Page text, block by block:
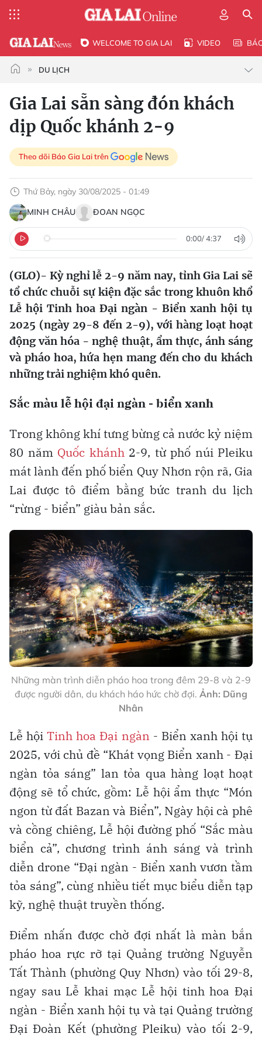
WELCOME TO GIA LAI VIDEO
DU LỊCH
Gia Lai sẵn sàng đón khách
dịp Quốc khánh 2-9
Theo dõi Báo Gia Lai trên
Thứ Bảy, ngày 30/08/2025 - 01:49
MINH CHÂU
ĐOAN NGỌC
0:00/4:37
(GLO)- Kỳ nghỉ lễ 2-9 năm nay, tỉnh Gia Lai sẽ
tổ chức chuỗi sự kiện đặc sắc trong khuôn khổ
Lễ hội Tinh hoa Đại ngàn - Biển xanh hội tụ
2025 (ngày 29-8 đến 2-9), với hàng loạt hoạt
động văn hóa - nghệ thuật, ẩm thực, ánh sáng
và pháo hoa, hứa hẹn mang đến cho du khách
những trải nghiệm khó quên.
Sắc màu lễ hội đại ngàn - biển xanh
Trong không khí tưng bừng cả nước kỷ niệm
80 năm Quốc khánh2-9, từ phố núi Pleiku
mát lành đến phố biển Quy Nhơn rộn rã, Gia
Lai được tô điểm bằng bức tranh du lịch
“rừng - biển” giàu bản sắc.
Những màn trình diễn pháo hoa trong đêm 29-8 và 2-9
được người dân, du khách háo hức chờ đợi. Ảnh: Dũng
Nhân
Lễ hộiTinh hoa Đại ngàn - Biển xanh hội tụ
2025, với chủ đề “Khát vọng Biển xanh - Đại
ngàn tỏa sáng” lan tỏa qua hàng loạt hoạt
động sẽ tổ chức, gồm: Lễ hội ẩm thực “Món
ngon từ đất Bazan và Biển”, Ngày hội cà phê
và cồng chiêng, Lễ hội đường phố “Sắc màu
biển cả”, chương trình ánh sáng và trình
diễn drone “Đại ngàn - Biển xanh vươn tầm
tỏa sáng”, cùng nhiều tiết mục biểu diễn tạp
kỹ, nghệ thuật truyền thống.
Điểm nhấn được chờ đợi nhất là màn bắn
pháo hoa rực rỡ tại Quảng trường Nguyễn
Tất Thành (phường Quy Nhơn) vào tối 29-8,
ngay sau Lễ khai mạc Lễ hội tinh hoa Đại
ngàn - Biển xanh hội tụ và tại Quảng trường
Đại Đoàn Kết (phường Pleiku) vào tối 2-9,